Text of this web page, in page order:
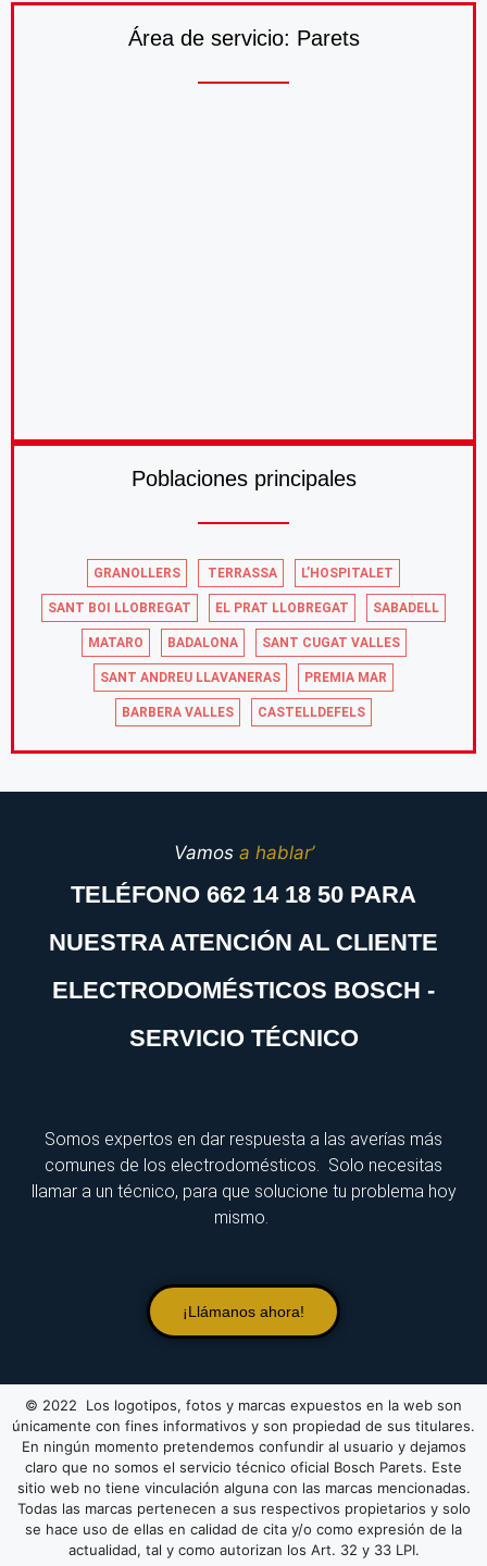
Área de servicio: Parets
Poblaciones principales
GRANOLLERS TERRASSA L’HOSPITALET
SANT BOI LLOBREGAT EL PRAT LLOBREGAT SABADELL
MATARO BADALONA SANT CUGAT VALLES
SANT ANDREU LLAVANERAS PREMIA MAR
BARBERA VALLES CASTELLDEFELS
Vamos a hablar’
TELÉFONO 662 14 18 50 PARA
NUESTRA ATENCIÓN AL CLIENTE
ELECTRODOMÉSTICOS BOSCH -
SERVICIO TÉCNICO
Somos expertos en dar respuesta a las averías más
comunes de los electrodomésticos. Solo necesitas
llamar a un técnico, para que solucione tu problema hoy
mismo.
¡Llámanos ahora!
© 2022 Los logotipos, fotos y marcas expuestos en la web son
únicamente con fines informativos y son propiedad de sus titulares.
En ningún momento pretendemos confundir al usuario y dejamos
claro que no somos el servicio técnico oficial Bosch Parets. Este
sitio web no tiene vinculación alguna con las marcas mencionadas.
Todas las marcas pertenecen a sus respectivos propietarios y solo
se hace uso de ellas en calidad de cita y/o como expresión de la
actualidad, tal y como autorizan los Art. 32 y 33 LPI.